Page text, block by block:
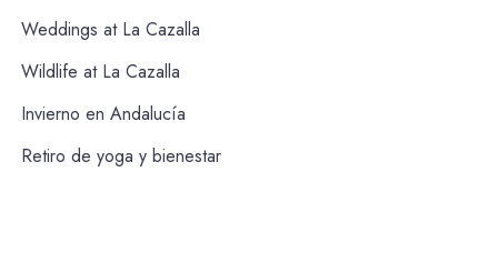
Weddings at La Cazalla
Wildlife at La Cazalla
Invierno en Andalucía
Retiro de yoga y bienestar